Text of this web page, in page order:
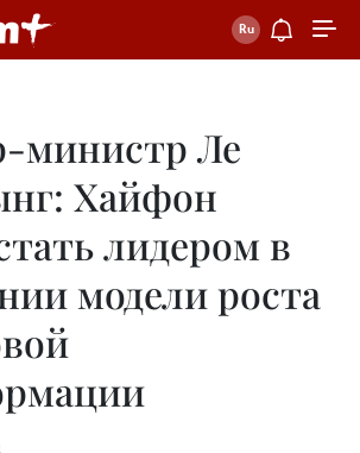
министр Ле
Хайфон
лидером в
модели роста